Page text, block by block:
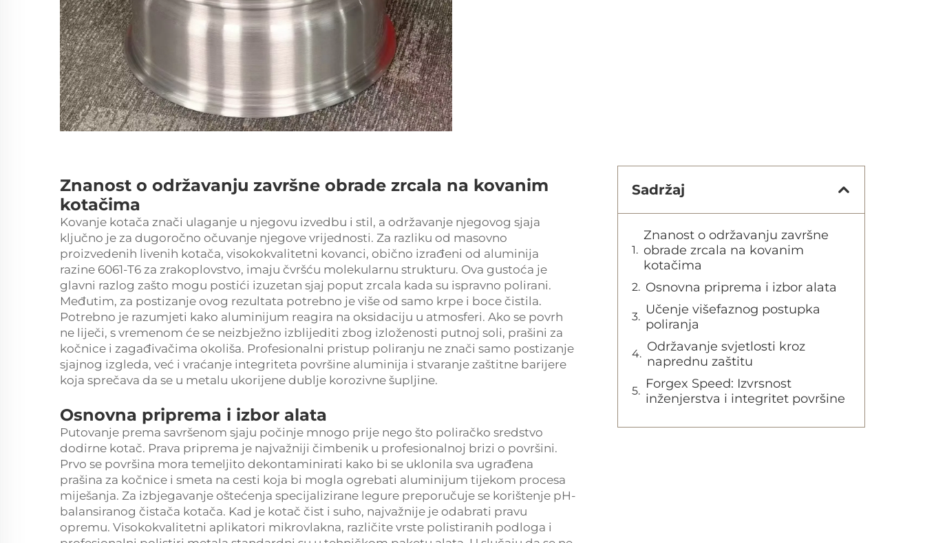
Znanost o održavanju završne obrade zrcala na kovanim
kotačima
Kovanje kotača znači ulaganje u njegovu izvedbu i stil, a održavanje njegovog sjaja
ključno je za dugoročno očuvanje njegove vrijednosti. Za razliku od masovno
proizvedenih livenih kotača, visokokvalitetni kovanci, obično izrađeni od aluminija
razine 6061-T6 za zrakoplovstvo, imaju čvršću molekularnu strukturu. Ova gustoća je
glavni razlog zašto mogu postići izuzetan sjaj poput zrcala kada su ispravno polirani.
Međutim, za postizanje ovog rezultata potrebno je više od samo krpe i boce čistila.
Potrebno je razumjeti kako aluminijum reagira na oksidaciju u atmosferi. Ako se povrh
ne liječi, s vremenom će se neizbježno izblijediti zbog izloženosti putnoj soli, prašini za
kočnice i zagađivačima okoliša. Profesionalni pristup poliranju ne znači samo postizanje
sjajnog izgleda, već i vraćanje integriteta površine aluminija i stvaranje zaštitne barijere
koja sprečava da se u metalu ukorijene dublje korozivne šupljine.
Osnovna priprema i izbor alata
Putovanje prema savršenom sjaju počinje mnogo prije nego što poliračko sredstvo
dodirne kotač. Prava priprema je najvažniji čimbenik u profesionalnoj brizi o površini.
Prvo se površina mora temeljito dekontaminirati kako bi se uklonila sva ugrađena
prašina za kočnice i smeta na cesti koja bi mogla ogrebati aluminijum tijekom procesa
miješanja. Za izbjegavanje oštećenja specijalizirane legure preporučuje se korištenje pH-
balansiranog čistača kotača. Kad je kotač čist i suho, najvažnije je odabrati pravu
opremu. Visokokvalitetni aplikatori mikrovlakna, različite vrste polistiranih podloga i
Sadržaj
Znanost o održavanju završne
obrade zrcala na kovanim
kotačima
Osnovna priprema i izbor alata
Učenje višefaznog postupka
poliranja
Održavanje svjetlosti kroz
naprednu zaštitu
Forgex Speed: Izvrsnost
inženjerstva i integritet površine